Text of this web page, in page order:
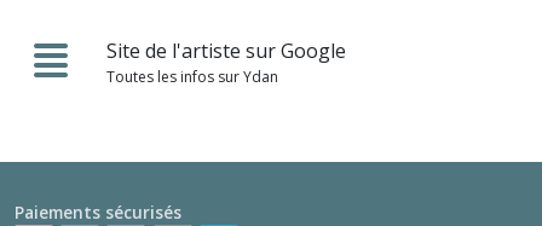
Site de l'artiste sur Google
Toutes les infos sur Ydan
Paiements sécurisés